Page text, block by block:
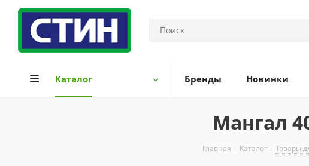
Каталог Бренды Новинки
Мангал
Главная - Каталог - Товары